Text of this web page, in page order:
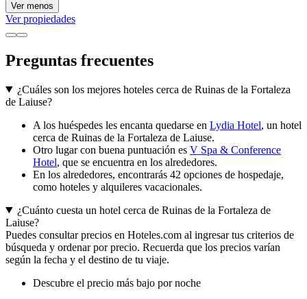
Ver menos
Ver propiedades
Preguntas frecuentes
¿Cuáles son los mejores hoteles cerca de Ruinas de la Fortaleza
de Laiuse?
A los huéspedes les encanta quedarse en Lydia Hotel, un hotel
cerca de Ruinas de la Fortaleza de Laiuse.
Otro lugar con buena puntuación es V Spa & Conference
Hotel, que se encuentra en los alrededores.
En los alrededores, encontrarás 42 opciones de hospedaje,
como hoteles y alquileres vacacionales.
¿Cuánto cuesta un hotel cerca de Ruinas de la Fortaleza de
Laiuse?
Puedes consultar precios en Hoteles.com al ingresar tus criterios de
búsqueda y ordenar por precio. Recuerda que los precios varían
según la fecha y el destino de tu viaje.
Descubre el precio más bajo por noche